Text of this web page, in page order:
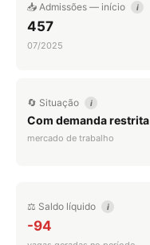
📥 Admissões — início i
457
07/2025
🔄 Situação i
Com demanda restrita
mercado de trabalho
⚖️ Saldo líquido i
-94